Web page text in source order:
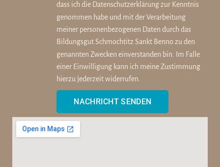
dass ich die Datenschutzerklärungzur Kenntnis
genommen habe und mit der Verarbeitung
meiner personenbezogenen Daten durch das
Bildungsgut Schmochtitz Sankt Benno zu den
genannten Zwecken einverstanden bin. Im Falle
einer Einwilligung kann ich meine Zustimmung
hierzu jederzeit widerrufen.
NACHRICHT SENDEN
Alternative: